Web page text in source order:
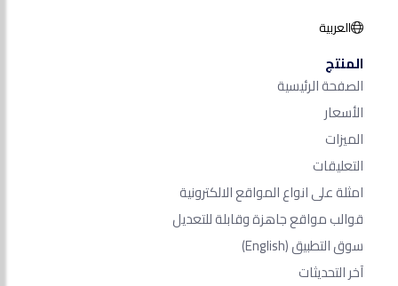
العربية
المنتج
الصفحة الرئيسية
الأسعار
الميزات
التعليقات
امثلة على انواع المواقع الالكترونية
قوالب مواقع جاهزة وقابلة للتعديل
سوق التطبيق(English)
آخر التحديثات